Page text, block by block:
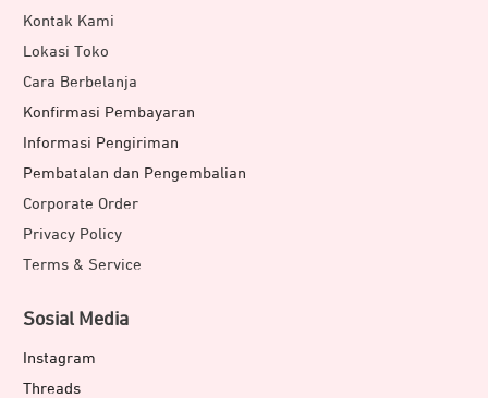
Kontak Kami
Lokasi Toko
Cara Berbelanja
Konfirmasi Pembayaran
Informasi Pengiriman
Pembatalan dan Pengembalian
Corporate Order
Privacy Policy
Terms & Service
Sosial Media
Instagram
Threads